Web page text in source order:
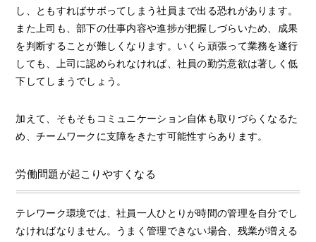
し、ともすればサボってしまう社員まで出る恐れがあります。
また上司も、部下の仕事内容や進捗が把握しづらいため、成果
を判断することが難しくなります。いくら頑張って業務を遂行
しても、上司に認められなければ、社員の勤労意欲は著しく低
下してしまうでしょう。
加えて、そもそもコミュニケーション自体も取りづらくなるた
め、チームワークに支障をきたす可能性すらあります。
労働問題が起こりやすくなる
テレワーク環境では、社員一人ひとりが時間の管理を自分でし
なければなりません。うまく管理できない場合、残業が増える